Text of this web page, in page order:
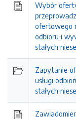
Wybór
ofertowego
odbioru i
stałych
Zapytanie
usługi
stałych